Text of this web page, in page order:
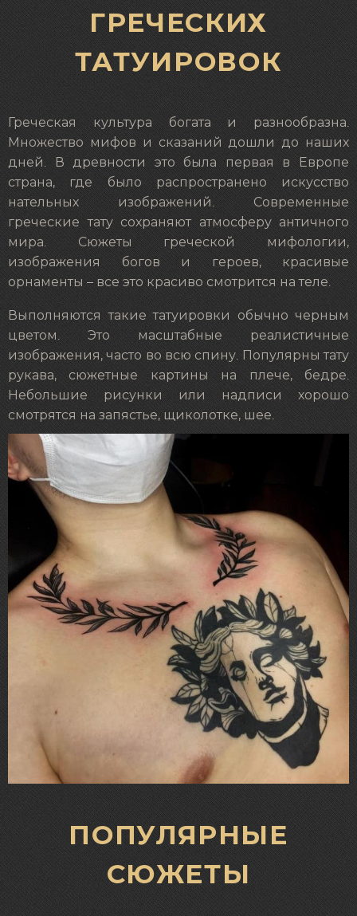
ГРЕЧЕСКИХ
ТАТУИРОВОК
Греческая культура богата и разнообразна.
Множество мифов и сказаний дошли до наших
дней. В древности это была первая в Европе
страна, где было распространено искусство
нательных изображений. Современные
греческие тату сохраняют атмосферу античного
мира. Сюжеты греческой мифологии,
изображения богов и героев, красивые
орнаменты – все это красиво смотрится на теле.
Выполняются такие татуировки обычно черным
цветом. Это масштабные реалистичные
изображения, часто во всю спину. Популярны тату
рукава, сюжетные картины на плече, бедре.
Небольшие рисунки или надписи хорошо
смотрятся на запястье, щиколотке, шее.
ПОПУЛЯРНЫЕ
СЮЖЕТЫ